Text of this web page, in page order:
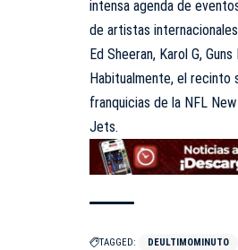
intensa agenda de
de artistas
Ed Sheeran, Karol G, Guns
Habitualmente, el recinto
franquicias de la NFL
Jets.
TAGGED: DEULTIMOMINUTO